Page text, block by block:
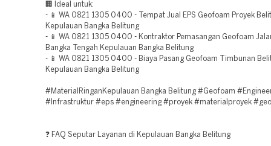
🏢 Ideal untuk:
- 📱 WA 0821 1305 0400 - Tempat Jual EPS Geofoam Proyek
Kepulauan Bangka Belitung
- 📱 WA 0821 1305 0400 - Kontraktor Pemasangan Geofoam
Bangka Tengah Kepulauan Bangka Belitung
- 📱 WA 0821 1305 0400 - Biaya Pasang Geofoam Timbunan
Kepulauan Bangka Belitung
#MaterialRinganKepulauan Bangka Belitung #Geofoam
#Infrastruktur #eps #engineering #proyek #materialproyek
❓ FAQ Seputar Layanan di Kepulauan Bangka Belitung